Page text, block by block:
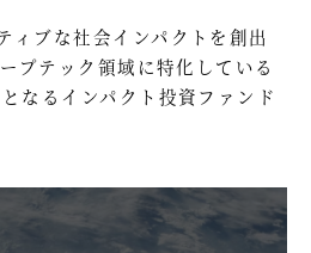
ィブな社会インパクトを創出
プテック領域に特化している
なるインパクト投資ファンド